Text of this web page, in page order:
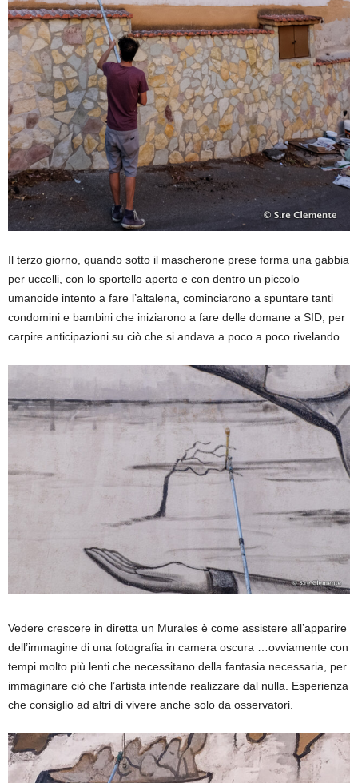
Il terzo giorno, quando sotto il mascherone prese forma una gabbia
per uccelli, con lo sportello aperto e con dentro un piccolo
umanoide intento a fare l’altalena, cominciarono a spuntare tanti
condomini e bambini che iniziarono a fare delle domane a SID, per
carpire anticipazioni su ciò che si andava a poco a poco rivelando.
Vedere crescere in diretta un Murales è come assistere all’apparire
dell’immagine di una fotografia in camera oscura …ovviamente con
tempi molto più lenti che necessitano della fantasia necessaria, per
immaginare ciò che l’artista intende realizzare dal nulla. Esperienza
che consiglio ad altri di vivere anche solo da osservatori.